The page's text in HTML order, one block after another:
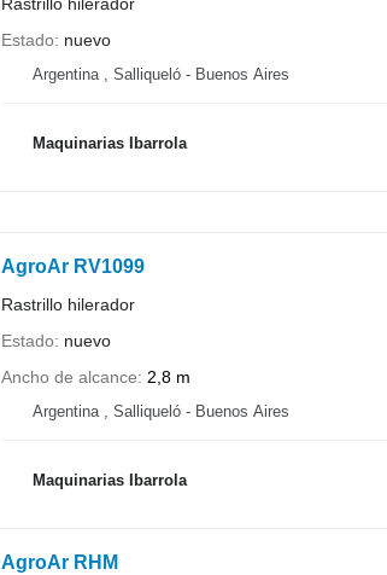
Estado
nuevo
Argentina , Salliqueló - Buenos Aires
Maquinarias Ibarrola
AgroAr RV1099
Rastrillo hilerador
Estado
nuevo
Ancho de alcance
2,8 m
Argentina , Salliqueló - Buenos Aires
Maquinarias Ibarrola
AgroAr RHM